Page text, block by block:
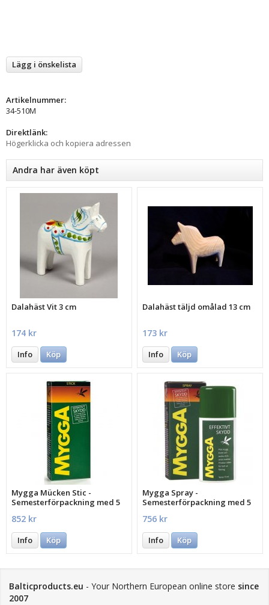
Lägg i önskelista
Artikelnummer:
34-510M
Direktlänk:
Högerklicka och kopiera adressen
Andra har även köpt
Dalahäst Vit 3 cm
174 kr
Info Köp
Dalahäst täljd omålad 13 cm
173 kr
Info Köp
Mygga Mücken Stic -
Semesterförpackning med 5
852 kr
Info Köp
Mygga Spray -
Semesterförpackning med 5
756 kr
Info Köp
Balticproducts.eu - Your Northern European online store since
2007